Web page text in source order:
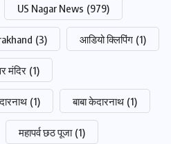
US Nagar News (979)
(3) आडियो क्लिपिंग (1)
मंदिर (1)
(1) बाबा केदारनाथ (1)
महापर्व छठ पूजा (1)